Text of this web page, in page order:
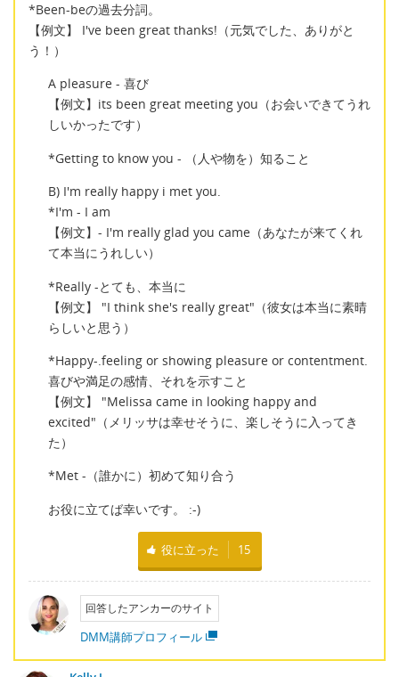
*Been-beの過去分詞。
【例文】 I've been great thanks!（元気でした、ありがと
う！）
A pleasure - 喜び
【例文】its been great meeting you（お会いできてうれ
しいかったです）
*Getting to know you - （人や物を）知ること
B) I'm really happy i met you.
*I'm - I am
【例文】- I'm really glad you came（あなたが来てくれ
て本当にうれしい）
*Really -とても、本当に
【例文】 "I think she's really great"（彼女は本当に素晴
らしいと思う）
*Happy-.feeling or showing pleasure or contentment.
喜びや満足の感情、それを示すこと
【例文】 "Melissa came in looking happy and
excited"（メリッサは幸せそうに、楽しそうに入ってき
た）
*Met -（誰かに）初めて知り合う
お役に立てば幸いです。 :-)
役に立った 15
回答したアンカーのサイト
DMM講師プロフィール